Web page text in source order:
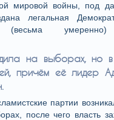
мировой войны, под
легальная
(весьма умеренно)
на выборах, но
причём её лидер
партии
после чего власть